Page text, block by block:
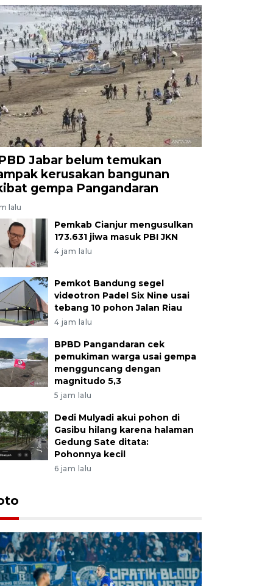
Jabar belum temukan
kerusakan bangunan
gempa Pangandaran
lalu
Pemkab Cianjur mengusulkan
173.631 jiwa masuk PBI JKN
4 jam lalu
Pemkot Bandung segel
videotron Padel Six Nine usai
tebang 10 pohon Jalan Riau
4 jam lalu
BPBD Pangandaran cek
pemukiman warga usai gempa
mengguncang dengan
magnitudo 5,3
5 jam lalu
Dedi Mulyadi akui pohon di
Gasibu hilang karena halaman
Gedung Sate ditata:
Pohonnya kecil
6 jam lalu